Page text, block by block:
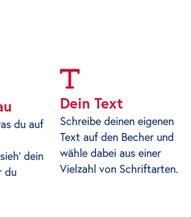
du auf
dein
du
Dein Text
Schreibe deinen eigenen
Text auf den Becher und
wähle dabei aus einer
Vielzahl von Schriftarten.